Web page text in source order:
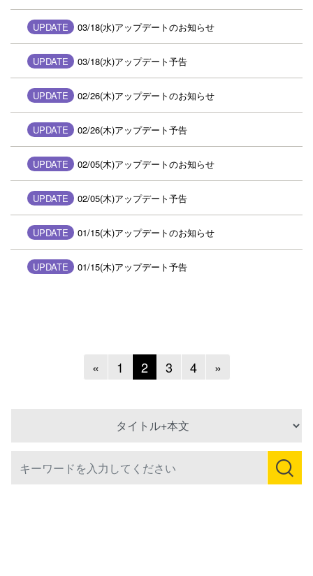
UPDATE 03/18(水)アップデートのお知らせ
UPDATE 03/18(水)アップデート予告
UPDATE 02/26(木)アップデートのお知らせ
UPDATE 02/26(木)アップデート予告
UPDATE 02/05(木)アップデートのお知らせ
UPDATE 02/05(木)アップデート予告
UPDATE 01/15(木)アップデートのお知らせ
UPDATE 01/15(木)アップデート予告
«Previous
1 2 3 4 »